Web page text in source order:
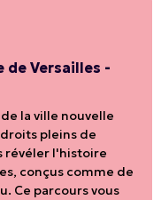
de Versailles -
la ville nouvelle
pleins de
révéler l'histoire
conçus comme de
Ce parcours vous